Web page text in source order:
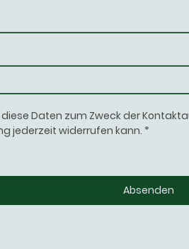
Daten zum Zweck der
jederzeit widerrufen kann. *
Absenden